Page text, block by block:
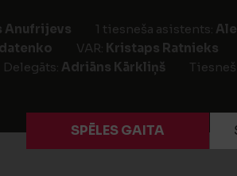
Anufrijevs 1 tiesneša asistents:
VAR: Kristaps Ratnieks
Delegāts: Adriāns Kārkliņš
SPĒLES GAITA